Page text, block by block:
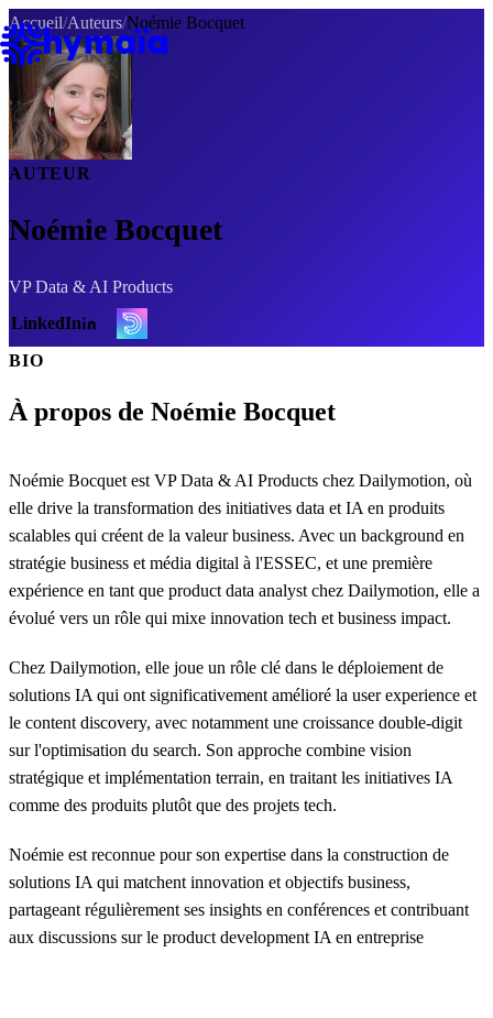
Accueil/Auteurs/Noémie Bocquet
AUTEUR
Noémie Bocquet
VP Data & AI Products
LinkedIn
BIO
À propos de Noémie Bocquet
Noémie Bocquet est VP Data & AI Products chez Dailymotion, où
elle drive la transformation des initiatives data et IA en produits
scalables qui créent de la valeur business. Avec un background en
stratégie business et média digital à l'ESSEC, et une première
expérience en tant que product data analyst chez Dailymotion, elle a
évolué vers un rôle qui mixe innovation tech et business impact.
Chez Dailymotion, elle joue un rôle clé dans le déploiement de
solutions IA qui ont significativement amélioré la user experience et
le content discovery, avec notamment une croissance double-digit
sur l'optimisation du search. Son approche combine vision
stratégique et implémentation terrain, en traitant les initiatives IA
comme des produits plutôt que des projets tech.
Noémie est reconnue pour son expertise dans la construction de
solutions IA qui matchent innovation et objectifs business,
partageant régulièrement ses insights en conférences et contribuant
aux discussions sur le product development IA en entreprise
Panneau de gestion des cookies